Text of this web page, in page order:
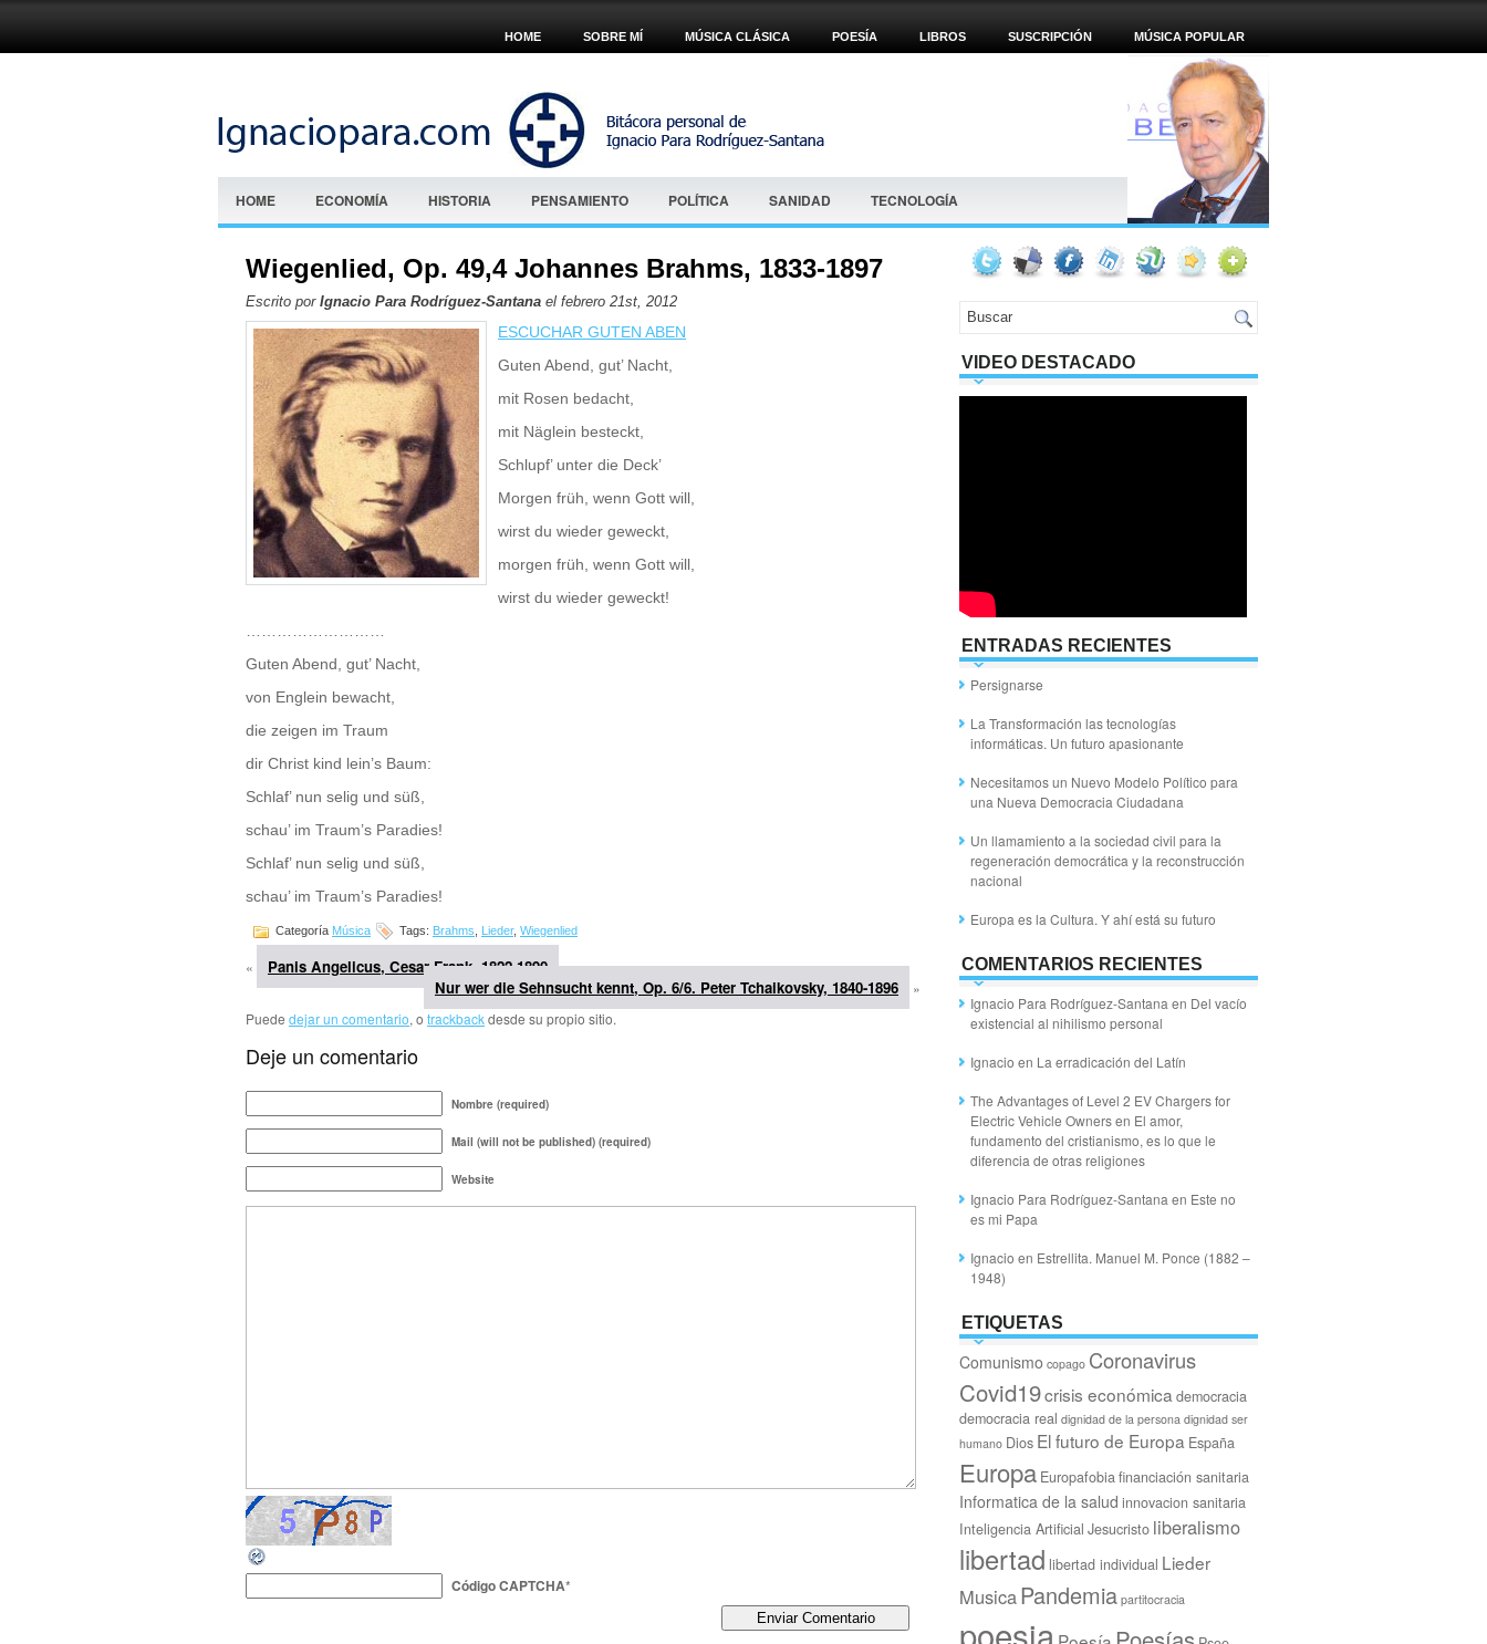
HOME SOBRE MÍ MÚSICA CLÁSICA POESÍA LIBROS SUSCRIPCIÓN MÚSICA POPULAR
HOME ECONOMÍA HISTORIA PENSAMIENTO POLÍTICA SANIDAD TECNOLOGÍA
Wiegenlied, Op. 49,4 Johannes Brahms, 1833-1897
Escrito por Ignacio Para Rodríguez-Santana el febrero 21st, 2012
ESCUCHAR GUTEN ABEN
Guten Abend, gut’ Nacht,
mit Rosen bedacht,
mit Näglein besteckt,
Schlupf’ unter die Deck’
Morgen früh, wenn Gott will,
wirst du wieder geweckt,
morgen früh, wenn Gott will,
wirst du wieder geweckt!
Guten Abend, gut’ Nacht,
von Englein bewacht,
die zeigen im Traum
dir Christ kind lein’s Baum:
Schlaf’ nun selig und süß,
schau’ im Traum’s Paradies!
Schlaf’ nun selig und süß,
schau’ im Traum’s Paradies!
Categoría Música Tags: Brahms Lieder, Wiegenlied
«
Panis Angelicus, Cesar Frank, 1822-1890
Nur wer die Sehnsucht kennt, Op. 6/6. Peter Tchaikovsky, 1840-1896
»
Puede dejar un comentario, o trackbackdesde su propio sitio.
Deje un comentario
Nombre (required)
Mail (will not be published) (required)
Website
Código CAPTCHA*
VIDEO DESTACADO
ENTRADAS RECIENTES
Persignarse
La Transformación las tecnologías
informáticas. Un futuro apasionante
Necesitamos un Nuevo Modelo Político para
una Nueva Democracia Ciudadana
Un llamamiento a la sociedad civil para la
regeneración democrática y la reconstrucción
nacional
Europa es la Cultura. Y ahí está su futuro
COMENTARIOS RECIENTES
Ignacio Para Rodríguez-Santana en Del vacío
existencial al nihilismo personal
Ignacio en La erradicación del Latín
The Advantages of Level 2 EV Chargers for
Electric Vehicle Ownersen El amor,
fundamento del cristianismo, es lo que le
diferencia de otras religiones
Ignacio Para Rodríguez-Santana en Este no
es mi Papa
Ignacio en Estrellita. Manuel M. Ponce (1882 –
1948)
ETIQUETAS
Comunismo copago Coronavirus
Covid19crisis económica democracia
democracia real dignidad de la persona dignidad ser
humano Dios El futuro de Europa España
Europa Europafobiafinanciación sanitaria
Informatica de la salud innovacion sanitaria
Inteligencia Artificial Jesucristo liberalismo
libertad libertad individual Lieder
MusicaPandemia partitocracia
poesia